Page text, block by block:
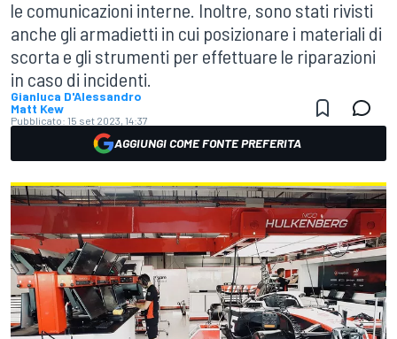
le comunicazioni interne. Inoltre, sono stati rivisti
anche gli armadietti in cui posizionare i materiali di
scorta e gli strumenti per effettuare le riparazioni
in caso di incidenti.
Gianluca D'Alessandro
Matt Kew
Pubblicato: 15 set 2023, 14:37
AGGIUNGI COME FONTE PREFERITA